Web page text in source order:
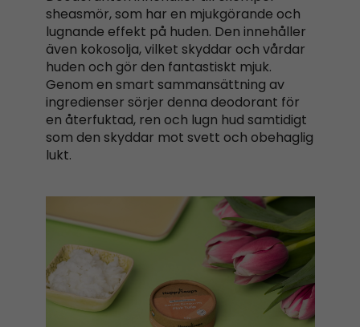
sheasmör, som har en mjukgörande och
lugnande effekt på huden. Den innehåller
även kokosolja, vilket skyddar och vårdar
huden och gör den fantastiskt mjuk.
Genom en smart sammansättning av
ingredienser sörjer denna deodorant för
en återfuktad, ren och lugn hud samtidigt
som den skyddar mot svett och obehaglig
lukt.